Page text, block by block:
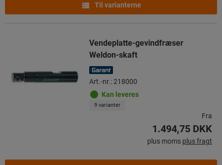
Til varianterne
Vendeplatte-gevindfræser
Weldon-skaft
Art.-nr.: 218000
Kan leveres
9 varianter
Fra
1.494,75 DKK
plus moms plus fragt